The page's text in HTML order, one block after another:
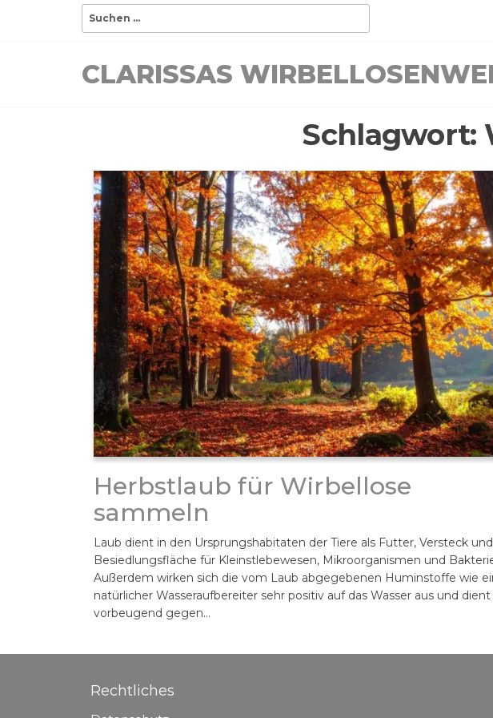
nach:
CLARISSAS
Schlagwort:
Herbstlaub für Wirbellose
sammeln
Laub dient in den Ursprungshabitaten der Tiere als Futter, Versteck und
Besiedlungsfläche für Kleinstlebewesen, Mikroorganismen und
Außerdem wirken sich die vom Laub abgegebenen Huminstoffe wie
natürlicher Wasseraufbereiter sehr positiv auf das Wasser aus und dient
vorbeugend gegen…
Rechtliches